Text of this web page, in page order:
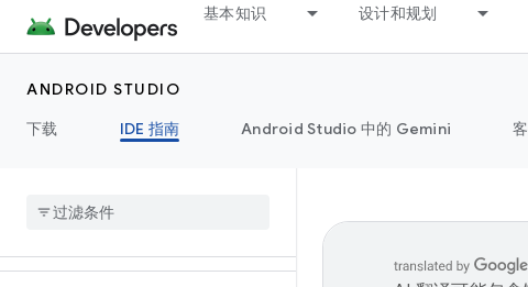
基本知识 设计和规划
ANDROID STUDIO
下载
IDE 指南 Android Studio 中的 Gemini